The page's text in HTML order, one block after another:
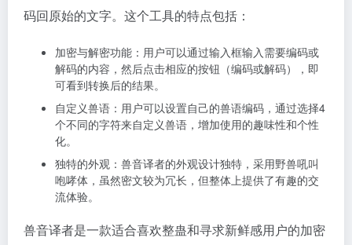
码回原始的文字。这个工具的特点包括：
加密与解密功能：用户可以通过输入框输入需要编码或
解码的内容，然后点击相应的按钮（编码或解码），即
可看到转换后的结果。
自定义兽语：用户可以设置自己的兽语编码，通过选择4
个不同的字符来自定义兽语，增加使用的趣味性和个性
化。
独特的外观：兽音译者的外观设计独特，采用野兽吼叫
咆哮体，虽然密文较为冗长，但整体上提供了有趣的交
流体验。
兽音译者是一款适合喜欢整蛊和寻求新鲜感用户的加密